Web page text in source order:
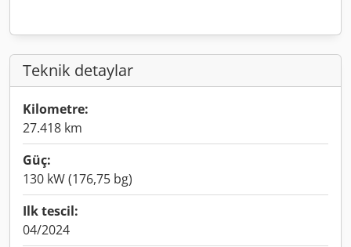
Teknik detaylar
Kilometre:
27.418 km
Güç:
130 kW (176,75 bg)
Ilk tescil:
04/2024